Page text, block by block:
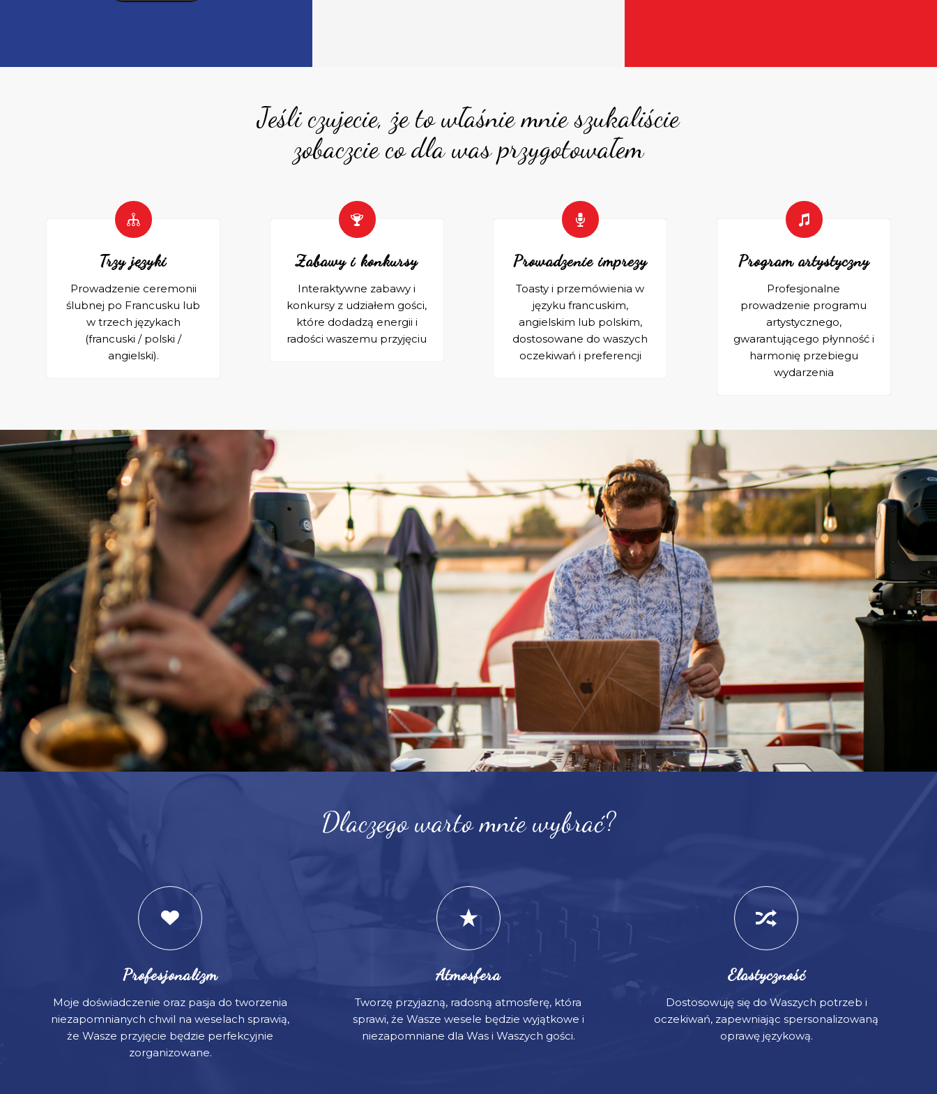
Jeśli czujecie, że to właśnie mnie szukaliście
zobaczcie co dla was przygotowałem
Trzy języki
Prowadzenie ceremonii
ślubnej po Francusku lub
w trzech językach
(francuski / polski /
angielski).
Zabawy i konkursy
Interaktywne zabawy i
konkursy z udziałem gości,
które dodadzą energii i
radości waszemu przyjęciu
Prowadzenie imprezy
Toasty i przemówienia w
języku francuskim,
angielskim lub polskim,
dostosowane do waszych
oczekiwań i preferencji
Program artystyczny
Profesjonalne
prowadzenie programu
artystycznego,
gwarantującego płynność i
harmonię przebiegu
wydarzenia
Dlaczego warto mnie wybrać?
Profesjonalizm
Moje doświadczenie oraz pasja do tworzenia
niezapomnianych chwil na weselach sprawią,
że Wasze przyjęcie będzie perfekcyjnie
zorganizowane.
Atmosfera
Tworzę przyjazną, radosną atmosferę, która
sprawi, że Wasze wesele będzie wyjątkowe i
niezapomniane dla Was i Waszych gości.
Elastyczność
Dostosowuję się do Waszych potrzeb i
oczekiwań, zapewniając spersonalizowaną
oprawę językową.